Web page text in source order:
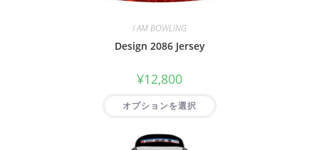
I AM BOWLING
Design 2086 Jersey
¥12,800
オプションを選択